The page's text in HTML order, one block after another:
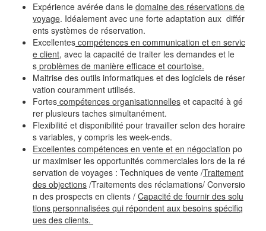
Expérience avérée dans le domaine des réservations de
voyage. Idéalement avec une forte adaptation aux différ
ents systèmes de réservation.
Excellentes compétences en communication et en servic
e client, avec la capacité de traiter les demandes et le
s problèmes de manière efficace et courtoise.
Maitrise des outils informatiques et des logiciels de réser
vation couramment utilisés.
Fortes compétences organisationnelles et capacité à gé
rer plusieurs taches simultanément.
Flexibilité et disponibilité pour travailler selon des horaire
s variables, y compris les week-ends.
Excellentes compétences en vente et en négociation po
ur maximiser les opportunités commerciales lors de la ré
servation de voyages : Techniques de vente /Traitement
des objections /Traitements des réclamations/ Conversio
n des prospects en clients / Capacité de fournir des solu
tions personnalisées qui répondent aux besoins spécifiq
ues des clients.